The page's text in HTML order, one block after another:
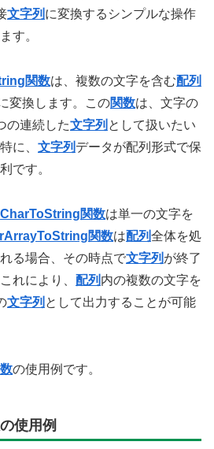
文字列 に変換するシンプルな操作
す。
関数は、複数の文字を含む配列
変換します。この関数は、文字の
の連続した文字列 として扱いたい
に、 文字列 データが配列形式で保
です。
CharToString関数は単一の文字を
関数は配列全体を処
る場合、その時点で文字列 が終了
れにより、 配列 内の複数の文字を
文字列 として出力することが可能
の使用例です。
使用例